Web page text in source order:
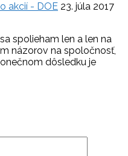
akcií - DOE 23. júla 2017
spolieham len a len na
názorov na spoločnosť,
dôsledku je